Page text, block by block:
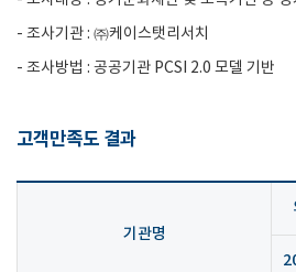
- 조사기관 : ㈜케이스탯리서치
- 조사방법 : 공공기관 PCSI 2.0 모델 기반
고객만족도 결과
기관명